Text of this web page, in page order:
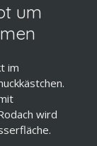
um
im
wird